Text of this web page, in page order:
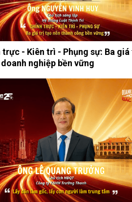
trực - Kiên trì - Phụng sự: Ba
doanh nghiệp bền vững